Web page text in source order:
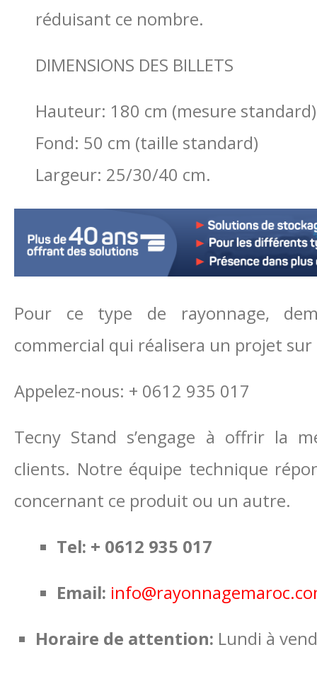
réduisant ce nombre.
DIMENSIONS DES BILLETS
Hauteur: 180 cm (mesure standard)
Fond: 50 cm (taille standard)
Largeur: 25/30/40 cm.
Pour ce type de rayonnage,
commercial qui réalisera un projet
Appelez-nous: + 0612 935 017
Tecny Stand s’engage à offrir la
clients. Notre équipe technique
concernant ce produit ou un autre.
Tel: + 0612 935 017
Email:
Horaire de attention: Lundi à